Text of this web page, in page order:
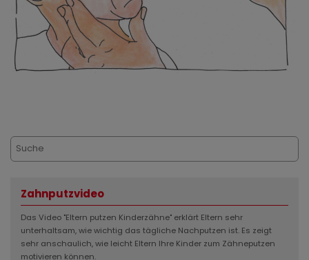
Zahnputzvideo
Das Video "Eltern putzen Kinderzähne" erklärt Eltern sehr
unterhaltsam, wie wichtig das tägliche Nachputzen ist. Es zeigt
sehr anschaulich, wie leicht Eltern Ihre Kinder zum Zähneputzen
motivieren können.